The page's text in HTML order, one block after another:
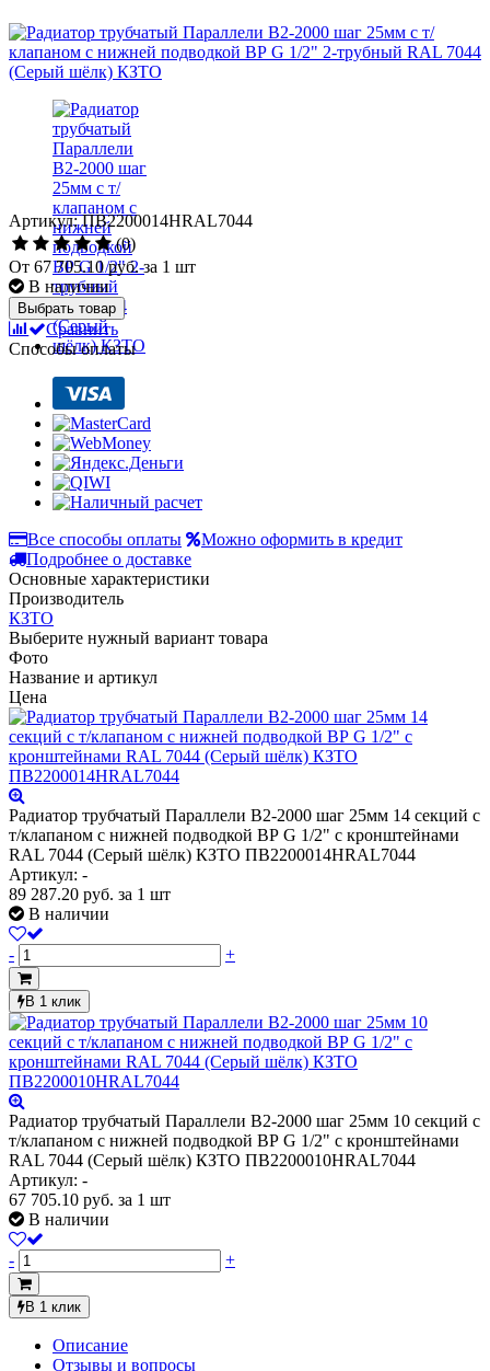
Артикул: ПВ2200014НRAL7044
(0)
От 67 705.10 руб.за 1 шт
В наличии
Выбрать товар
Сравнить
Способы оплаты
Все способы оплаты
Можно оформить в кредит
Подробнее о доставке
Основные характеристики
Производитель
КЗТО
Выберите нужный вариант товара
Фото
Название и артикул
Цена
Радиатор трубчатый Параллели В2-2000 шаг 25мм 14 секций с
т/клапаном с нижней подводкой ВР G 1/2" с кронштейнами
RAL 7044 (Серый шёлк) КЗТО ПВ2200014НRAL7044
Артикул: -
89 287.20 руб. за 1 шт
В наличии
- +
В 1 клик
Радиатор трубчатый Параллели В2-2000 шаг 25мм 10 секций с
т/клапаном с нижней подводкой ВР G 1/2" с кронштейнами
RAL 7044 (Серый шёлк) КЗТО ПВ2200010НRAL7044
Артикул: -
67 705.10 руб. за 1 шт
В наличии
- +
В 1 клик
Описание
Отзывы и вопросы